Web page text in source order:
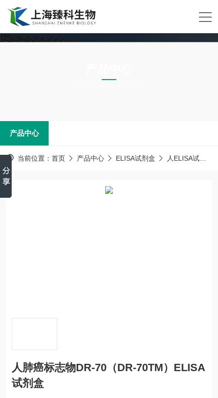
产品中心
当前位置： 首页 产品中心 ELISA试剂盒 人ELISA试剂盒
人肺癌标志物DR-70（DR-70TM）ELISA
试剂盒